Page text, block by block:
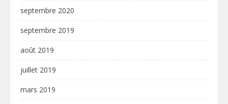
septembre 2020
septembre 2019
août 2019
juillet 2019
mars 2019